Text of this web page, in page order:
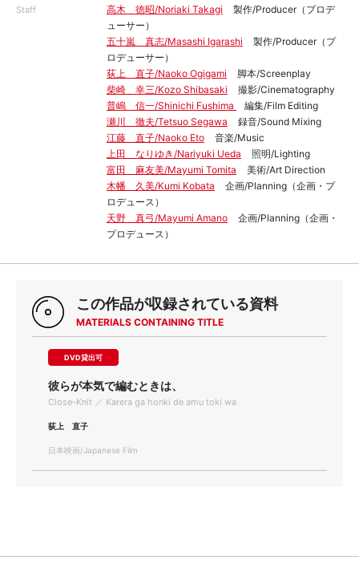
Staff
高木 徳昭/Noriaki Takagi
製作/Producer（プロデ
ューサー）
五十嵐 真志/Masashi Igarashi
製作/Producer（プ
ロデューサー）
荻上 直子/Naoko Ogigami
脚本/Screenplay
柴崎 幸三/Kozo Shibasaki
撮影/Cinematography
普嶋 信一/Shinichi Fushima
編集/Film Editing
瀬川 徹夫/Tetsuo Segawa
録音/Sound Mixing
江藤 直子/Naoko Eto
音楽/Music
上田 なりゆき/Nariyuki Ueda
照明/Lighting
富田 麻友美/Mayumi Tomita
美術/Art Direction
木幡 久美/Kumi Kobata
企画/Planning（企画・プ
ロデュース）
天野 真弓/Mayumi Amano
企画/Planning（企画・
プロデュース）
この作品が収録されている資料
MATERIALS CONTAINING TITLE
DVD貸出可
彼らが本気で編むときは、
Close-Knit ／ Karera ga honki de amu toki wa
荻上 直子
日本映画/Japanese Film